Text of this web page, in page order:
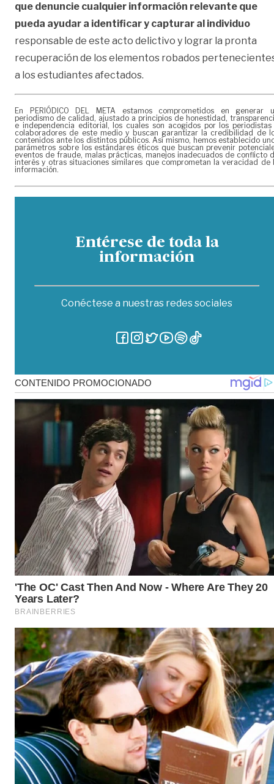
que denuncie cualquier información relevante que
pueda ayudar a identificar y capturar al individuo
responsable de este acto delictivo y lograr la pronta
recuperación de los elementos robados
a los estudiantes afectados.
En PERIÓDICO DEL META estamos comprometidos en generar
periodismo de calidad, ajustado a principios de honestidad,
e independencia editorial, los cuales son acogidos por los periodistas
colaboradores de este medio y buscan garantizar la credibilidad de
contenidos ante los distintos públicos. Así mismo, hemos establecido
parámetros sobre los estándares éticos que buscan prevenir
eventos de fraude, malas prácticas, manejos inadecuados de conflicto
interés y otras situaciones similares que comprometan la veracidad de
información.
Entérese de toda la
información
Conéctese a nuestras redes sociales